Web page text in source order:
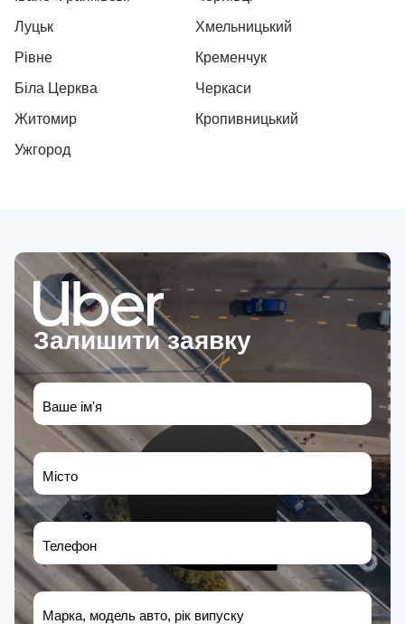
Луцьк
Хмельницький
Рівне
Кременчук
Біла Церква
Черкаси
Житомир
Кропивницький
Ужгород
Залишити заявку
Ваше ім'я
Місто
Телефон
Марка, модель авто, рік випуску